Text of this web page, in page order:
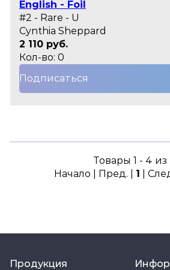
English - Foil
#2 - Rare - U
Cynthia Sheppard
2 110 руб.
Кол-во: 0
Подписаться
Товары 1 - 4 из
Начало | Пред. | 1 |
Продукция